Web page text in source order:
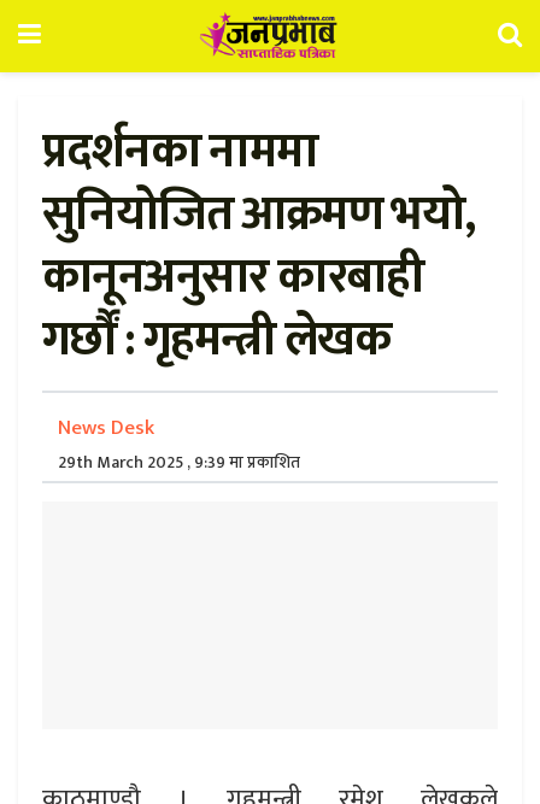
प्रदर्शनका नाममा
सुनियोजित आक्रमण भयो,
कानूनअनुसार कारबाही
गर्छौं : गृहमन्त्री लेखक
News Desk
29th March 2025 , 9:39 मा प्रकाशित